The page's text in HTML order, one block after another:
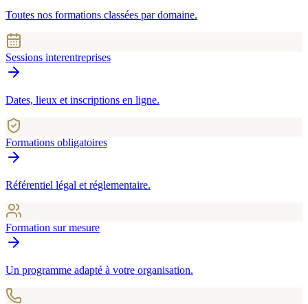
Toutes nos formations classées par domaine.
Sessions interentreprises
Dates, lieux et inscriptions en ligne.
Formations obligatoires
Référentiel légal et réglementaire.
Formation sur mesure
Un programme adapté à votre organisation.